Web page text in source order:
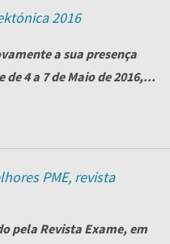
2016
a sua presença
de 4 a 7 de Maio de 2016,...
PME, revista
pela Revista Exame, em